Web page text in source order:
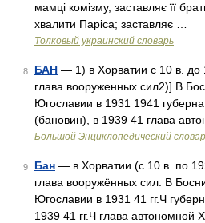
мамці комізму, заставляє її
хвалити Паріса; заставляє …
Толковый украинский словарь
8 БАН — 1) в Хорватии с 10 в. до
глава вооруженных сил2)] В
Югославии в 1931 1941
(бановин), в 1939 41 глава
Большой Энциклопедический
9 Бан — в Хорватии (с 10 в. по
глава вооружённых сил. В
Югославии в 1931 41 гг.Ч
1939 41 гг.Ч глава автономной